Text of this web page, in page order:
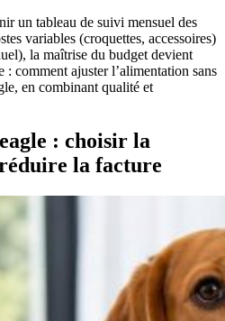
un tableau de suivi mensuel des
variables (croquettes, accessoires)
la maîtrise du budget devient
comment ajuster l’alimentation sans
en combinant qualité et
: choisir la
la facture